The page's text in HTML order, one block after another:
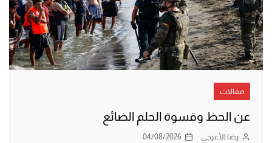
مقالات
عن الحظ وقسوة الحلم الضائع
رضا الأعرجي 04/08/2026